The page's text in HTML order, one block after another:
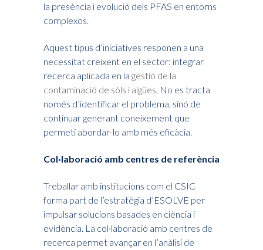
la presència i evolució dels PFAS en entorns
complexos.
Aquest tipus d’iniciatives responen a una
necessitat creixent en el sector: integrar
recerca aplicada en la gestió de la
contaminació de sòls i aigües. No es tracta
només d’identificar el problema, sinó de
continuar generant coneixement que
permeti abordar-lo amb més eficàcia.
Col·laboració amb centres de referència
Treballar amb institucions com el CSIC
forma part de l’estratègia d’ESOLVE per
impulsar solucions basades en ciència i
evidència. La col·laboració amb centres de
recerca permet avançar en l’anàlisi de